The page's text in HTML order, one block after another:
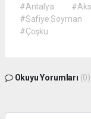
#Antalya
#Safiye Soyman
#Çoşku
Okuyu Yorumları (0)